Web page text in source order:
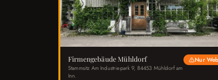
Firmengebäude Mühldorf
Stammsitz Am Industriepark 9, 84453 Mühldorf am
Inn.
Nur